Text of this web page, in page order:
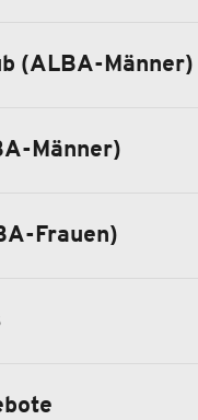
(ALBA-Männer)
Männer)
Frauen)